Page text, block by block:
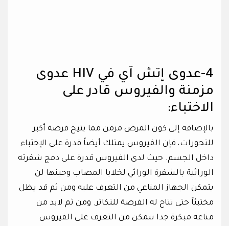
4-عدوى إتش آي في HIV عدوى
مزمنة والفيروس قادر على
الاختباء:
بالإضافة إلى كون المرض مزمن مما يتيح فرصة أكبر
للتحورات، فإن الفيروس يمتلك أيضاً قدرة على الإختباء
داخل الجسم. حيث لدى الفيروس قدرة على دمج شفرته
الوراثية بالشفرة الوراثي لخلايا المصاب وحينها لن
يتمكن الجهاز المناعي من التعرف عليه ومن ثم قد يظل
مختبئاً حتى تتاح له الفرصة للتكاثر. ومن ثم لابد من
مناعة مبكرة جدا تتمكن من التعرف على الفيروس